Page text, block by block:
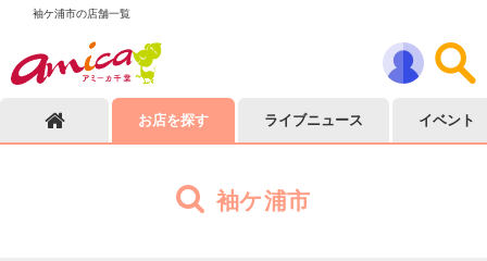
袖ケ浦市の店舗一覧
お店を探す ライブニュース イベント
袖ケ浦市